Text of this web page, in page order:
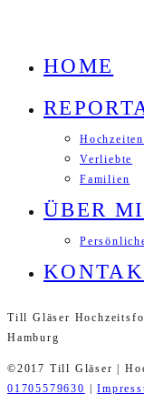
HOME
Hochzeiten
Verliebte
Familien
ÜBER
Till Gläser
Hamburg
©2017 Till Gläser |
01705579630
|